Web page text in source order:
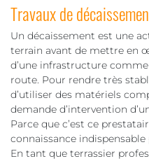
Travaux de
Un décaissement est une
terrain avant de mettre en
d’une infrastructure
route. Pour rendre très
d’utiliser des matériels
demande d’intervention
Parce que c’est ce
connaissance
En tant que terrassier